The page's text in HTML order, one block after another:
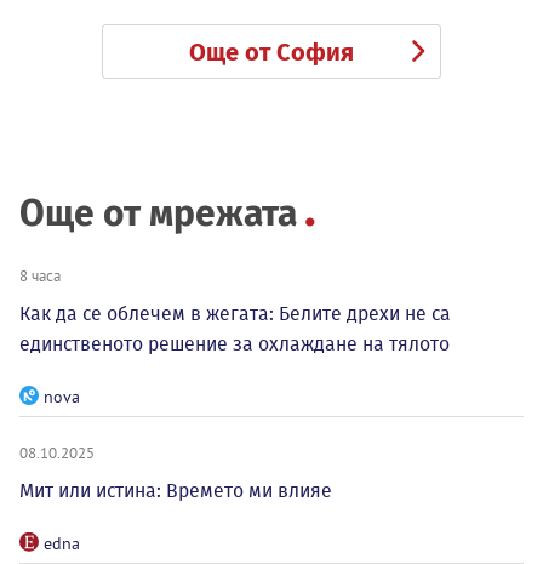
Още от София
Още от мрежата
8 часа
Как да се облечем в жегата: Белите дрехи не са
единственото решение за охлаждане на тялото
nova
08.10.2025
Мит или истина: Времето ми влияе
edna